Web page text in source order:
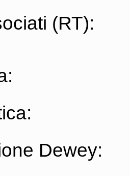
(RT):
Dewey: